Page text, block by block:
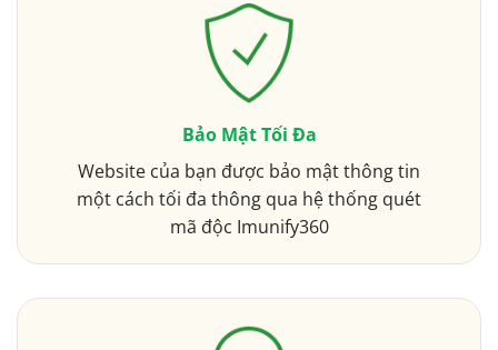
Bảo Mật Tối Đa
Website của bạn được bảo mật thông tin
một cách tối đa thông qua hệ thống quét
mã độc Imunify360